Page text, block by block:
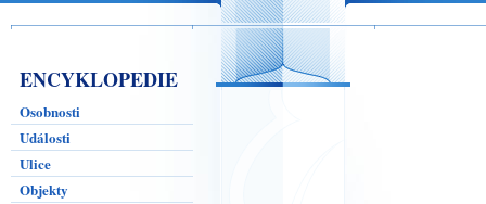
ENCYKLOPEDIE
Osobnosti
Události
Ulice
Objekty